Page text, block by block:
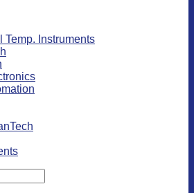
Temp. Instruments